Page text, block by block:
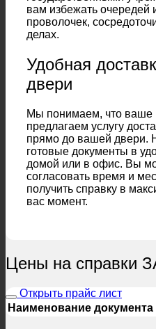
вам избежать очередей
проволочек,
делах.
Удобная
двери
Мы понимаем, что ваше
предлагаем услугу
прямо до вашей двери.
готовые документы в
домой или в офис. Вы
согласовать время и
получить справку в
вас момент.
Цены на справки
Открыть прайс лист
Наименование документа